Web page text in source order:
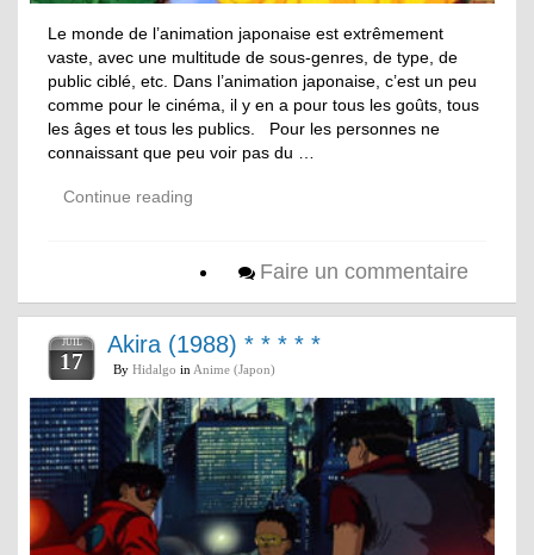
Le monde de l’animation japonaise est extrêmement
vaste, avec une multitude de sous-genres, de type, de
public ciblé, etc. Dans l’animation japonaise, c’est un peu
comme pour le cinéma, il y en a pour tous les goûts, tous
les âges et tous les publics. Pour les personnes ne
connaissant que peu voir pas du …
Continue reading
Faire un commentaire
JUIL
17
Akira (1988) * * * * *
By Hidalgo in Anime (Japon)